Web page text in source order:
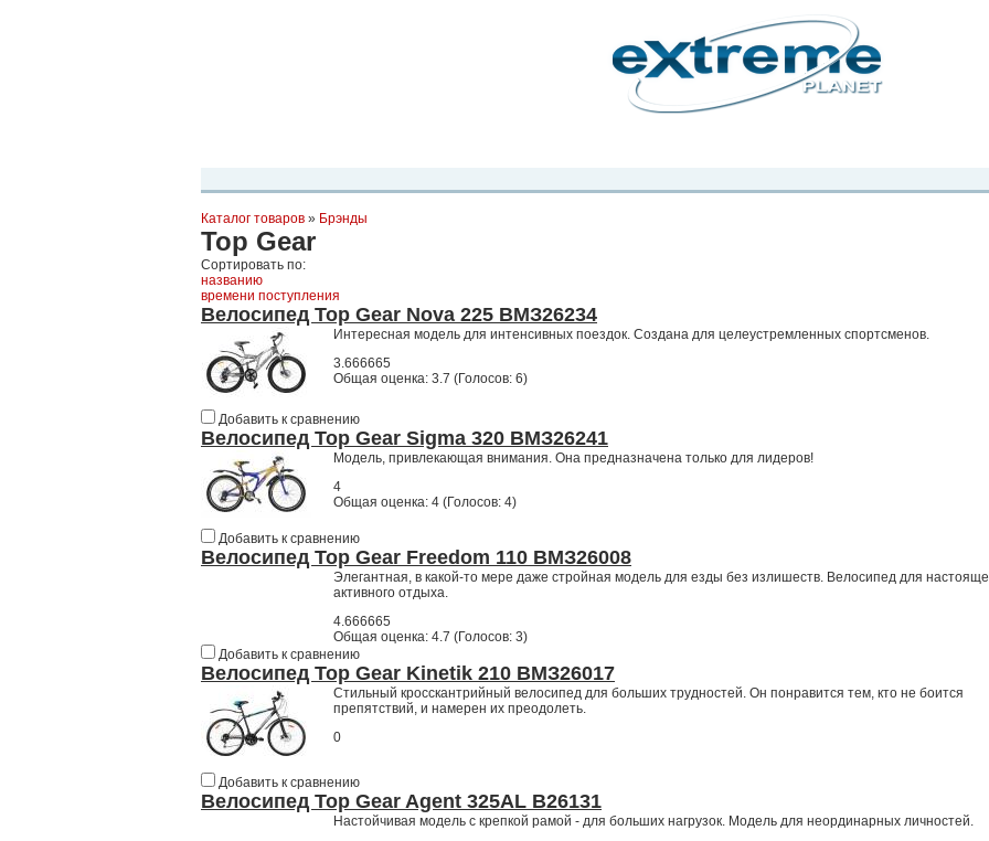
Каталог товаров » Брэнды
Top Gear
Сортировать по:
названию
времени поступления
Велосипед Top Gear Nova 225 ВМЗ26234
Интересная модель для интенсивных поездок. Создана для целеустремленных спортсменов.
3.666665
Общая оценка: 3.7 (Голосов: 6)
Добавить к сравнению
Велосипед Top Gear Sigma 320 ВМЗ26241
Модель, привлекающая внимания. Она предназначена только для лидеров!
4
Общая оценка: 4 (Голосов: 4)
Добавить к сравнению
Велосипед Top Gear Freedom 110 ВМЗ26008
Элегантная, в какой-то мере даже стройная модель для езды без излишеств. Велосипед для
активного отдыха.
4.666665
Общая оценка: 4.7 (Голосов: 3)
Добавить к сравнению
Велосипед Top Gear Kinetik 210 ВМЗ26017
Стильный кросскантрийный велосипед для больших трудностей. Он понравится тем, кто не боится
препятствий, и намерен их преодолеть.
0
Добавить к сравнению
Велосипед Top Gear Agent 325AL В26131
Настойчивая модель с крепкой рамой - для больших нагрузок. Модель для неординарных личностей.